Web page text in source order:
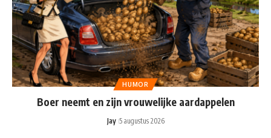
HUMOR
Boer neemt en zijn vrouwelijke aardappelen
Jay 5 augustus 2026